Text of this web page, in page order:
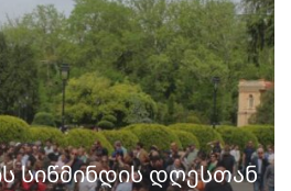
სიწმინდის დღესთან